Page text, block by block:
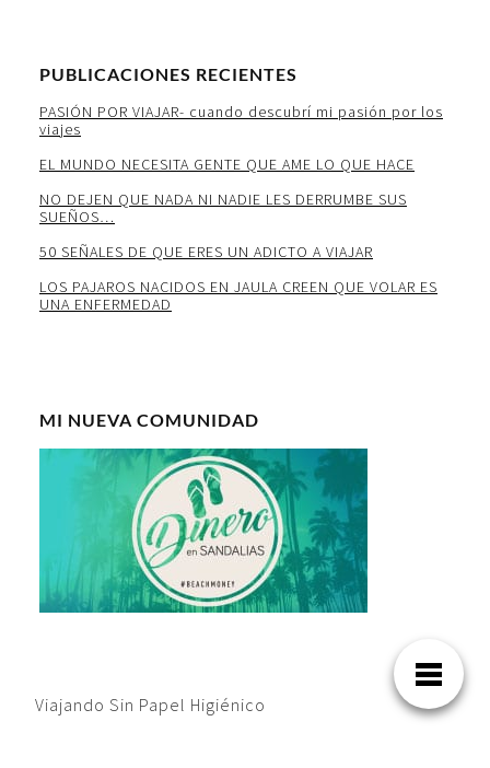
PUBLICACIONES RECIENTES
PASIÓN POR VIAJAR- cuando descubrí mi pasión por los
viajes
EL MUNDO NECESITA GENTE QUE AME LO QUE HACE
NO DEJEN QUE NADA NI NADIE LES DERRUMBE SUS
SUEÑOS…
50 SEÑALES DE QUE ERES UN ADICTO A VIAJAR
LOS PAJAROS NACIDOS EN JAULA CREEN QUE VOLAR ES
UNA ENFERMEDAD
MI NUEVA COMUNIDAD
Viajando Sin Papel Higiénico